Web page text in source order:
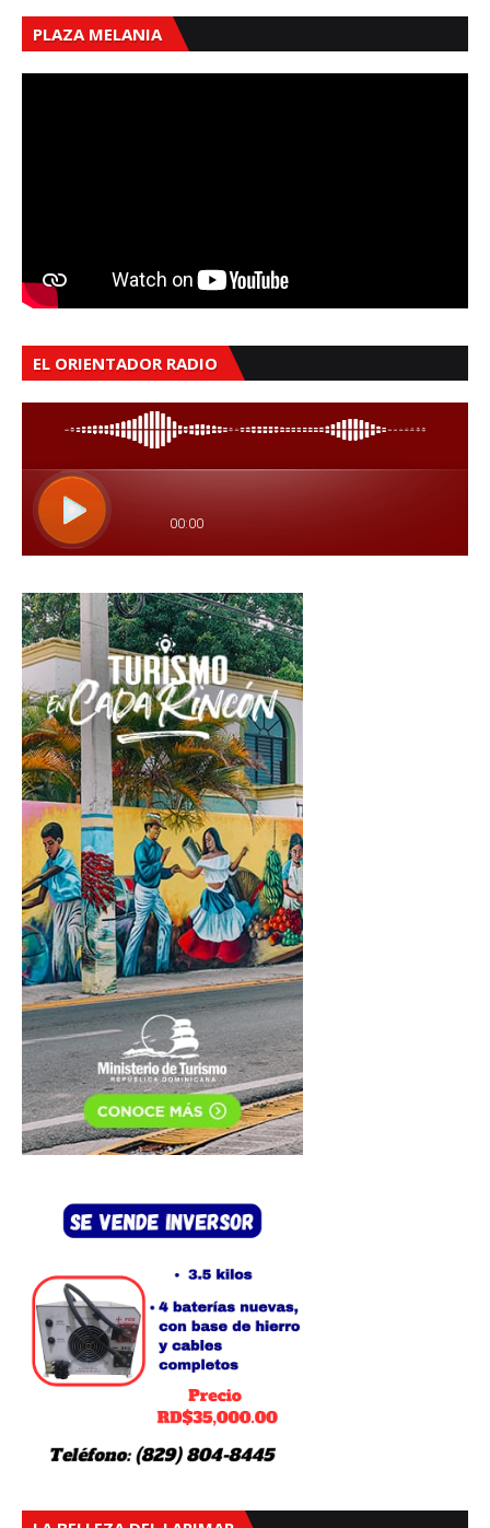
PLAZA MELANIA
EL ORIENTADOR RADIO